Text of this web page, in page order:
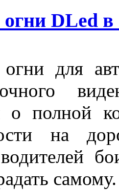
DLed
для
о полной
на
самому.